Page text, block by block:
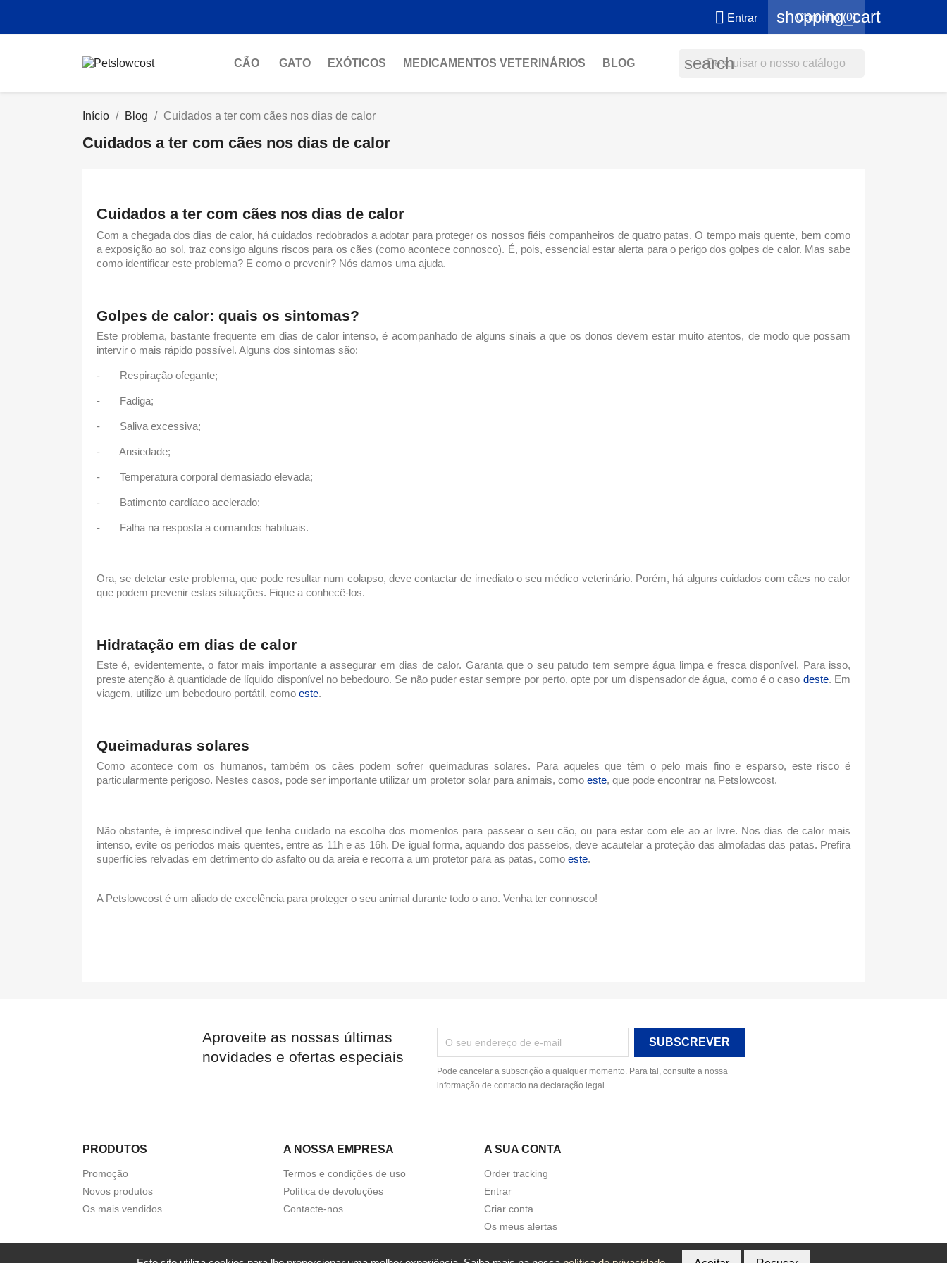
 Entrar shopping_cart
Carrinho (0)
CÃO GATO EXÓTICOS MEDICAMENTOS VETERINÁRIOS BLOG search
Início Blog Cuidados a ter com cães nos dias de calor
Cuidados a ter com cães nos dias de calor
Cuidados a ter com cães nos dias de calor
Com a chegada dosdias de calor, há cuidados redobrados a adotar para proteger os nossos fiéis companheiros de quatro patas. O tempo mais quente, bem como
a exposição ao sol, traz consigo alguns riscos para os cães (como acontece connosco). É, pois, essencial estar alerta para o perigo dos golpes de calor. Mas sabe
como identificar este problema? E como o prevenir? Nós damos uma ajuda.
Golpes de calor: quais os sintomas?
Este problema, bastante frequente em dias de calor intenso, é acompanhado de alguns sinais a que os donos devem estar muito atentos, de modo que possam
intervir o mais rápido possível. Alguns dos sintomas são:
- Respiração ofegante;
- Fadiga;
- Saliva excessiva;
- Ansiedade;
- Temperatura corporal demasiado elevada;
- Batimento cardíaco acelerado;
- Falha na resposta a comandos habituais.
Ora, se detetar este problema, que pode resultar num colapso, deve contactar de imediato o seu médico veterinário. Porém, há alguns cuidados com cães no calor
que podem prevenir estas situações. Fique a conhecê-los.
Hidratação em dias de calor
Este é, evidentemente, o fator mais importante a assegurar emdias de calor. Garanta que o seu patudo tem sempre água limpa e fresca disponível. Para isso,
preste atenção à quantidade de líquido disponível no bebedouro. Se não puder estar sempre por perto, opte por um dispensador de água, como é o caso deste. Em
viagem, utilize um bebedouro portátil, como este.
Queimaduras solares
Como acontece com os humanos, também os cães podem sofrer queimaduras solares. Para aqueles que têm o pelo mais fino e esparso, este risco é
particularmente perigoso. Nestes casos, pode ser importante utilizar um protetor solar para animais, como este, que pode encontrar na Petslowcost.
Não obstante, é imprescindível que tenha cuidado na escolha dos momentos para passear o seu cão, ou para estar com ele ao ar livre. Nosdias de calormais
intenso, evite os períodos mais quentes, entre as 11h e as 16h. De igual forma, aquando dos passeios, deve acautelar a proteção das almofadas das patas. Prefira
superfícies relvadas em detrimento do asfalto ou da areia e recorra a um protetor para as patas, como este.
A Petslowcost é um aliado de excelência para proteger o seu animal durante todo o ano. Venha ter connosco!
Aproveite as nossas últimas
novidades e ofertas especiais
Pode cancelar a subscrição a qualquer momento. Para tal, consulte a nossa
informação de contacto na declaração legal.
PRODUTOS
Promoção
Novos produtos
Os mais vendidos
A NOSSA EMPRESA
Termos e condições de uso
Política de devoluções
Contacte-nos
A SUA CONTA
Order tracking
Entrar
Criar conta
Os meus alertas